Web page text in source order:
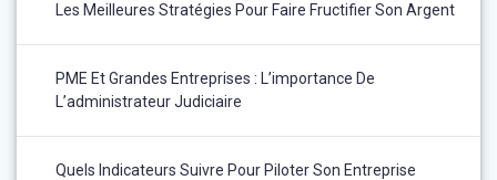
Les Meilleures Stratégies Pour Faire Fructifier Son Argent
PME Et Grandes Entreprises : L’importance De
L’administrateur Judiciaire
Quels Indicateurs Suivre Pour Piloter Son Entreprise